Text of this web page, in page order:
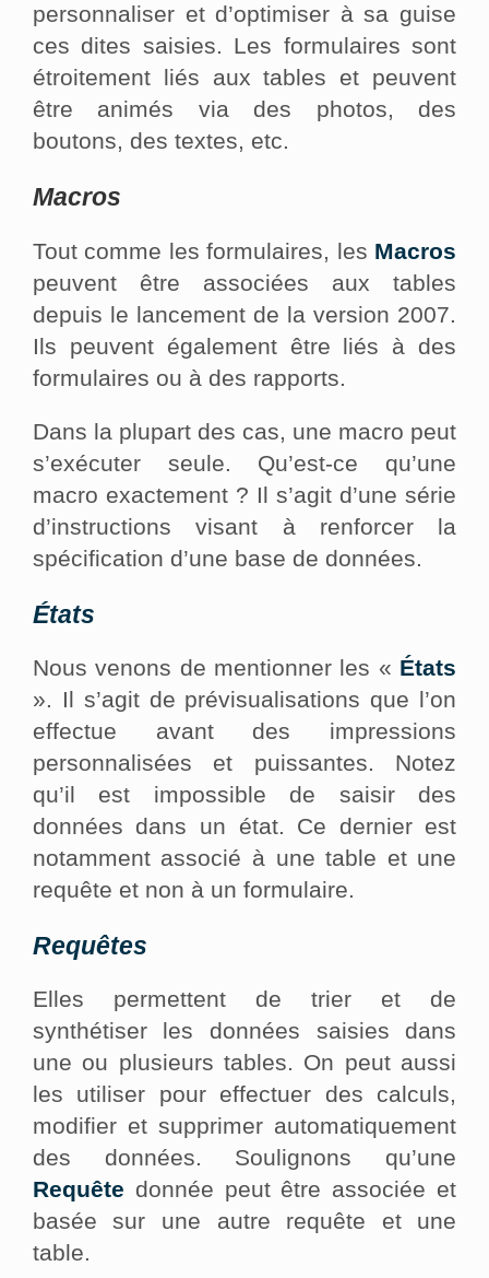
personnaliser et d’optimiser à sa guise
ces dites saisies. Les formulaires sont
étroitement liés aux tables et peuvent
être animés via des photos, des
boutons, des textes, etc.
Macros
Tout comme les formulaires, les Macros
peuvent être associées aux tables
depuis le lancement de la version 2007.
Ils peuvent également être liés à des
formulaires ou à des rapports.
Dans la plupart des cas, une macro peut
s’exécuter seule. Qu’est-ce qu’une
macro exactement ? Il s’agit d’une série
d’instructions visant à renforcer la
spécification d’une base de données.
États
Nous venons de mentionner les « États
». Il s’agit de prévisualisations que l’on
effectue avant des impressions
personnalisées et puissantes. Notez
qu’il est impossible de saisir des
données dans un état. Ce dernier est
notamment associé à une table et une
requête et non à un formulaire.
Requêtes
Elles permettent de trier et de
synthétiser les données saisies dans
une ou plusieurs tables. On peut aussi
les utiliser pour effectuer des calculs,
modifier et supprimer automatiquement
des données. Soulignons qu’une
Requête donnée peut être associée et
basée sur une autre requête et une
table.